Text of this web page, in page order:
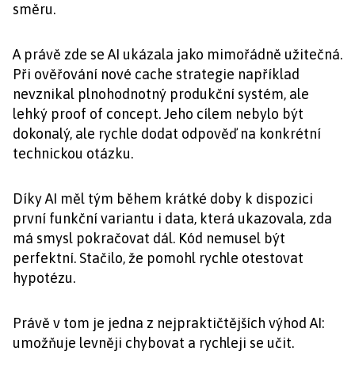
směru.
A právě zde se AI ukázala jako mimořádně užitečná.
Při ověřování nové cache strategie například
nevznikal plnohodnotný produkční systém, ale
lehký proof of concept. Jeho cílem nebylo být
dokonalý, ale rychle dodat odpověď na konkrétní
technickou otázku.
Díky AI měl tým během krátké doby k dispozici
první funkční variantu i data, která ukazovala, zda
má smysl pokračovat dál. Kód nemusel být
perfektní. Stačilo, že pomohl rychle otestovat
hypotézu.
Právě v tom je jedna z nejpraktičtějších výhod AI:
umožňuje levněji chybovat a rychleji se učit.